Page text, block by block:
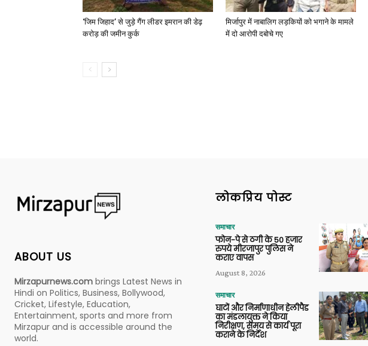
‘जिम जिहाद’ से जुड़े गैंग लीडर इमरान की डेढ़
करोड़ की जमीन कुर्क
मिर्जापुर में नाबालिग लड़कियों को भगाने के मामले
में दो आरोपी दबोचे गए
ABOUT US
Mirzapurnews.com brings Latest News in
Hindi on Politics, Business, Bollywood,
Cricket, Lifestyle, Education,
Entertainment, sports and more from
Mirzapur and is accessible around the
world.
लोकप्रिय पोस्ट
समाचार
फोन-पे से ठगी के 50 हजार
रुपये मीरजापुर पुलिस ने
कराए वापस
August 8, 2026
समाचार
घाटों और निर्माणाधीन हेलीपैड
का मंडलायुक्त ने किया
निरीक्षण, समय से कार्य पूरा
कराने के निर्देश